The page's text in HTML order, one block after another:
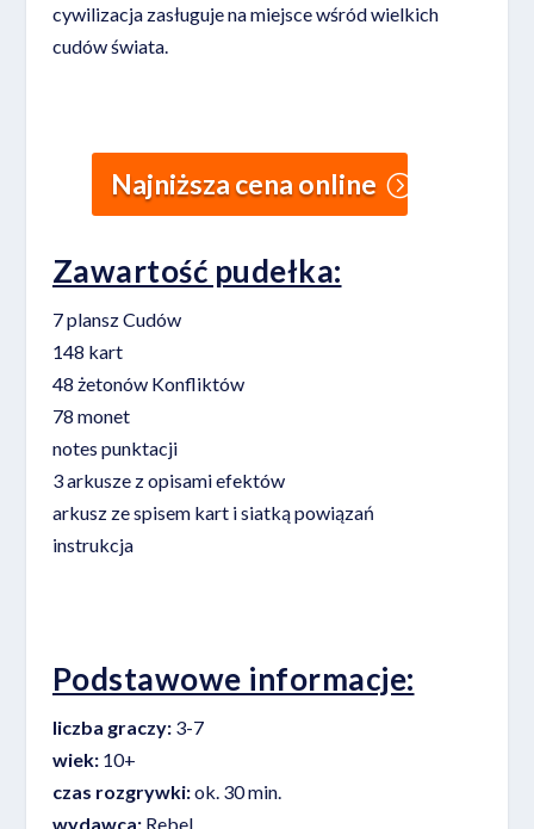
cywilizacja zasługuje na miejsce wśród wielkich
cudów świata.
Najniższa cena online
Zawartość pudełka:
7 plansz Cudów
148 kart
48 żetonów Konfliktów
78 monet
notes punktacji
3 arkusze z opisami efektów
arkusz ze spisem kart i siatką powiązań
instrukcja
Podstawowe informacje:
liczba graczy:3-7
wiek:10+
czas rozgrywki:ok. 30 min.
wydawca:Rebel